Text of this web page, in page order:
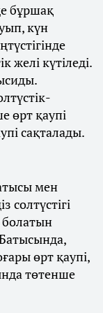
бұршақ
күн
желі күтіледі.
өрт қаупі
сақталады.
мен
солтүстігі
өрт қаупі,
төтенше